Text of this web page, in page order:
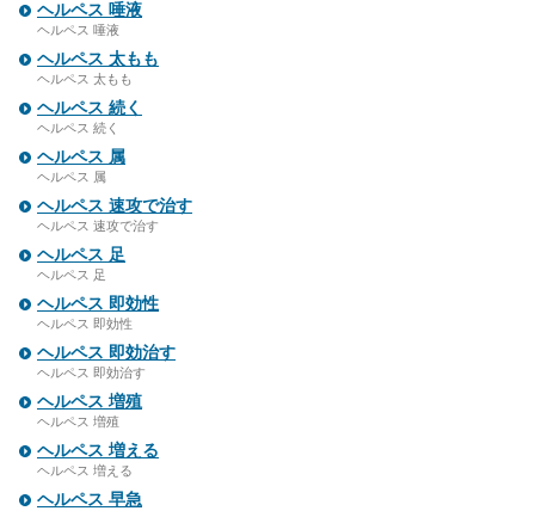
ヘルペス 唾液
ヘルペス 唾液
ヘルペス 太もも
ヘルペス 太もも
ヘルペス 続く
ヘルペス 続く
ヘルペス 属
ヘルペス 属
ヘルペス 速攻で治す
ヘルペス 速攻で治す
ヘルペス 足
ヘルペス 足
ヘルペス 即効性
ヘルペス 即効性
ヘルペス 即効治す
ヘルペス 即効治す
ヘルペス 増殖
ヘルペス 増殖
ヘルペス 増える
ヘルペス 増える
ヘルペス 早急